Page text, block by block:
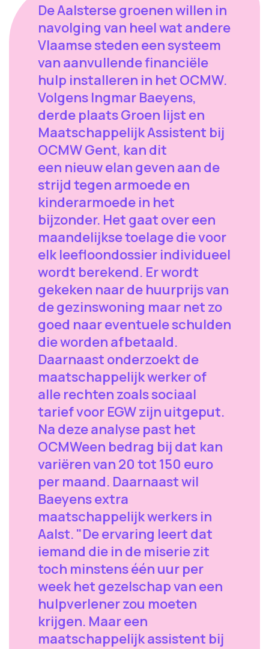
De Aalsterse groenen willen in
navolging van heel wat andere
Vlaamse steden een systeem
van aanvullende financiële
hulp installeren in het OCMW.
Volgens Ingmar Baeyens,
derde plaats Groen lijst en
Maatschappelijk Assistent bij
OCMW Gent, kan dit
een nieuw elan geven aan de
strijd tegen armoede en
kinderarmoede in het
bijzonder. Het gaat over een
maandelijkse toelage die voor
elk leefloondossier individueel
wordt berekend. Er wordt
gekeken naar de huurprijs van
de gezinswoning maar net zo
goed naar eventuele schulden
die worden afbetaald.
Daarnaast onderzoekt de
maatschappelijk werker of
alle rechten zoals sociaal
tarief voor EGW zijn uitgeput.
Na deze analyse past het
OCMWeen bedrag bij dat kan
variëren van 20 tot 150 euro
per maand. Daarnaast wil
Baeyens extra
maatschappelijk werkers in
Aalst. "De ervaring leert dat
iemand die in de miserie zit
toch minstens één uur per
week het gezelschap van een
hulpverlener zou moeten
krijgen. Maar een
maatschappelijk assistent bij